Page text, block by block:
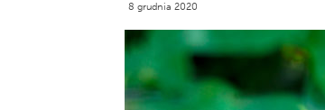
8 grudnia 2020